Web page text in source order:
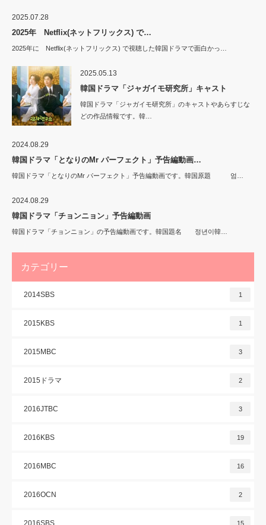
2025.07.28
2025年 Netflix(ネットフリックス) で…
2025年に Netflix(ネットフリックス) で視聴した韓国ドラマで面白かっ…
2025.05.13
韓国ドラマ「ジャガイモ研究所」キャスト
韓国ドラマ「ジャガイモ研究所」のキャストやあらすじな
どの作品情報です。韓…
2024.08.29
韓国ドラマ「となりのMr パーフェクト」予告編動画…
韓国ドラマ「となりのMr パーフェクト」予告編動画です。韓国原題 엄…
2024.08.29
韓国ドラマ「チョンニョン」予告編動画
韓国ドラマ「チョンニョン」の予告編動画です。韓国題名 정년이韓…
カテゴリー
2014SBS 1
2015KBS 1
2015MBC 3
2015ドラマ 2
2016JTBC 3
2016KBS 19
2016MBC 16
2016OCN 2
2016SBS 15